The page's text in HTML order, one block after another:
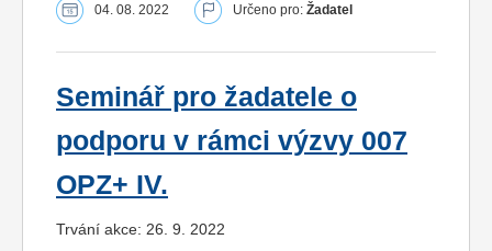
04. 08. 2022 Určeno pro: Žadatel
Seminář pro žadatele o
podporu v rámci výzvy 007
OPZ+ IV.
Trvání akce: 26. 9. 2022